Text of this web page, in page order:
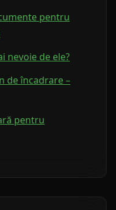
pentru
nevoie de ele?
de încadrare –
pentru